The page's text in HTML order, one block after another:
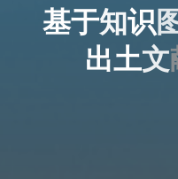
基于知识
出土文